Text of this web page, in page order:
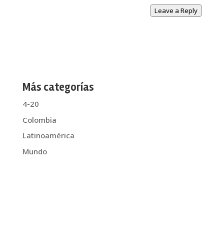
Leave a Reply
Más categorías
4-20
Colombia
Latinoamérica
Mundo